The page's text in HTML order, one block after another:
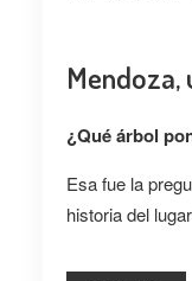
LANDUUM
COLABORADORES
Mendoza,
¿Qué árbol
Esa fue la
historia del